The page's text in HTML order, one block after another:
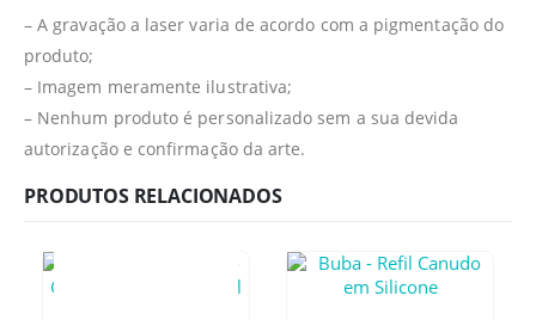
– A gravação a laser varia de acordo com a pigmentação do
produto;
– Imagem meramente ilustrativa;
– Nenhum produto é personalizado sem a sua devida
autorização e confirmação da arte.
PRODUTOS RELACIONADOS